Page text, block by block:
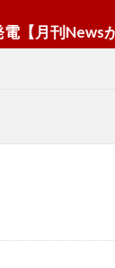
月刊Newsが